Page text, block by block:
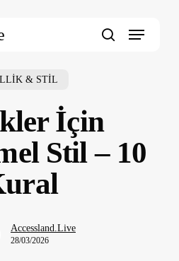
Menu
& STİL
İçin
Stil – 10
Accessland.Live
28/03/2026